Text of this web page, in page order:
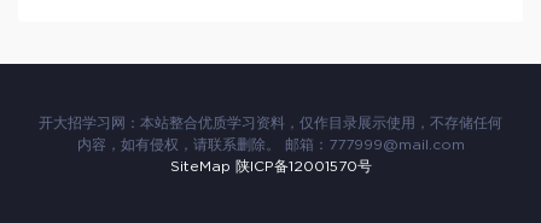
开大招学习网：本站整合优质学习资料，仅作目录展示使用，不存储任何
内容，如有侵权，请联系删除。 邮箱：777999@mail.com
SiteMap 陕ICP备12001570号